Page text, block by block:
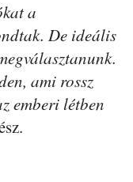
a
De ideális
ami rossz
emberi létben